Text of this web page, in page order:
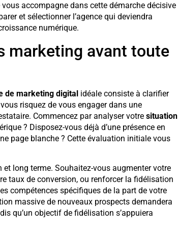
accompagne dans cette démarche décisive
et sélectionner l’agence qui deviendra
numérique.
marketing avant toute
de marketing digitalidéale consiste à clarifier
risquez de vous engager dans une
Commencez par analyser votre situation
? Disposez-vous déjà d’une présence en
page blanche ? Cette évaluation initiale vous
long terme. Souhaitez-vous augmenter votre
taux de conversion, ou renforcer la fidélisation
compétences spécifiques de la part de votre
massive de nouveaux prospects demandera
qu’un objectif de fidélisation s’appuiera